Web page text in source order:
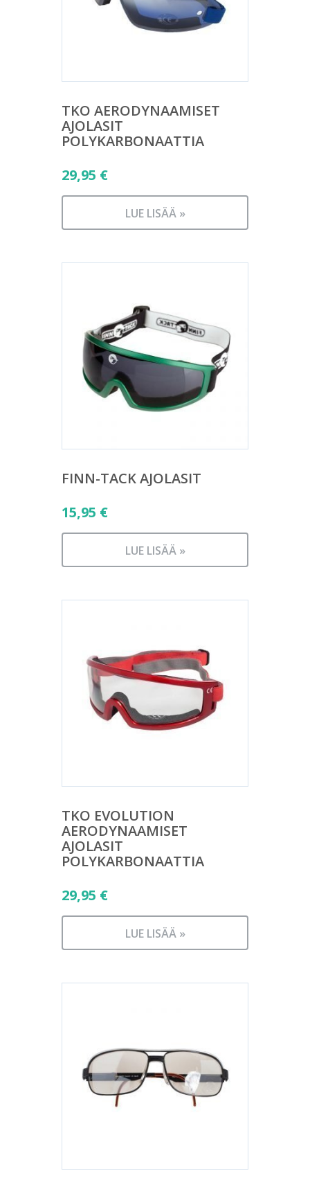
TKO AERODYNAAMISET
AJOLASIT
POLYKARBONAATTIA
29,95 €
LUE LISÄÄ »
FINN-TACK AJOLASIT
15,95 €
LUE LISÄÄ »
TKO EVOLUTION
AERODYNAAMISET
AJOLASIT
POLYKARBONAATTIA
29,95 €
LUE LISÄÄ »